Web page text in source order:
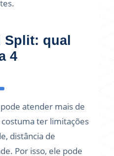
Split: qual
4
atender mais de
ter limitações
distância de
Por isso, ele pode